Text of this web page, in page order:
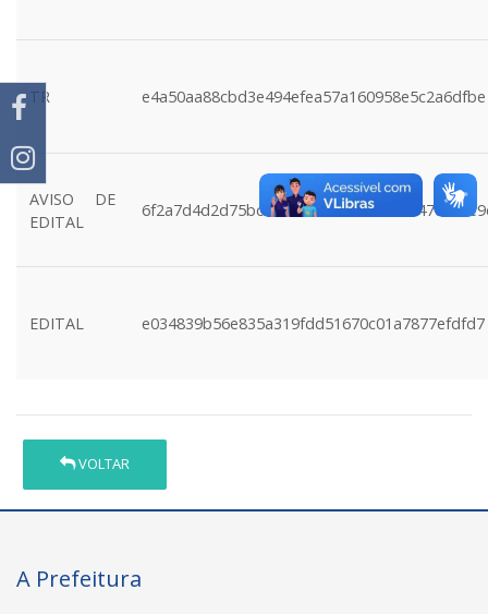
TR e4a50aa88cbd3e494efea57a160958e5c2a6dfbe
AVISO DE
EDITAL
EDITAL e034839b56e835a319fdd51670c01a7877efdfd7
VOLTAR
A Prefeitura